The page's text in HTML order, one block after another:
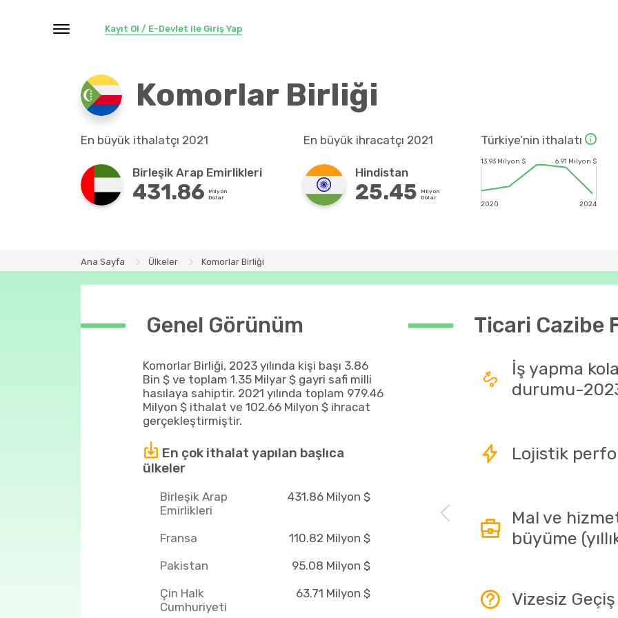
Kayıt Ol / E-Devlet ile Giriş Yap
Komorlar Birliği
En büyük ithalatçı 2021
Birleşik Arap Emirlikleri
431.86
Milyon
Dolar
En büyük ihracatçı 2021
Hindistan
25.45
Milyon
Dolar
Türkiye’nin ithalatı
13.93 Milyon $
2020
6.91 Milyon $
2024
Ana Sayfa Ülkeler Komorlar Birliği
Genel Görünüm
Komorlar Birliği, 2023 yılında kişi başı 3.86
Bin $ ve toplam 1.35 Milyar $ gayri safi milli
hasılaya sahiptir. 2021 yılında toplam 979.46
Milyon $ ithalat ve 102.66 Milyon $ ihracat
gerçekleştirmiştir.
En çok ithalat yapılan başlıca
ülkeler
Birleşik Arap
Emirlikleri
431.86 Milyon $
Fransa
110.82 Milyon $
Pakistan
95.08 Milyon $
Çin Halk
Cumhuriyeti
63.71 Milyon $
Ticari Cazibe
İş yapma
durumu-
Lojistik
Mal ve
büyüme
Vizesiz Geçiş